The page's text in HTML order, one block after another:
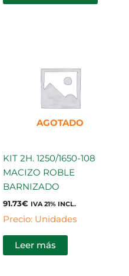
AGOTADO
KIT 2H. 1250/1650-108
MACIZO ROBLE
BARNIZADO
91.73€ IVA 21% INCL.
Precio: Unidades
Leer más